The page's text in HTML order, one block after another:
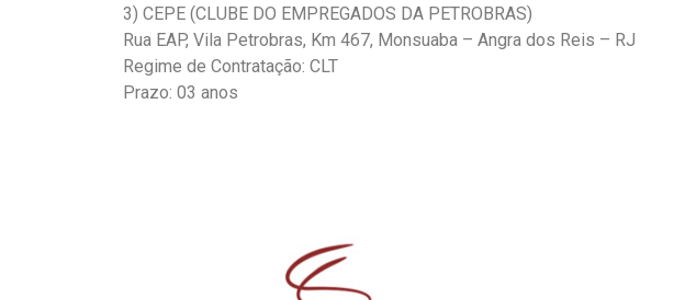
3) CEPE (CLUBE DO EMPREGADOS DA PETROBRAS)
Rua EAP, Vila Petrobras, Km 467, Monsuaba – Angra dos Reis – RJ
Regime de Contratação: CLT
Prazo: 03 anos